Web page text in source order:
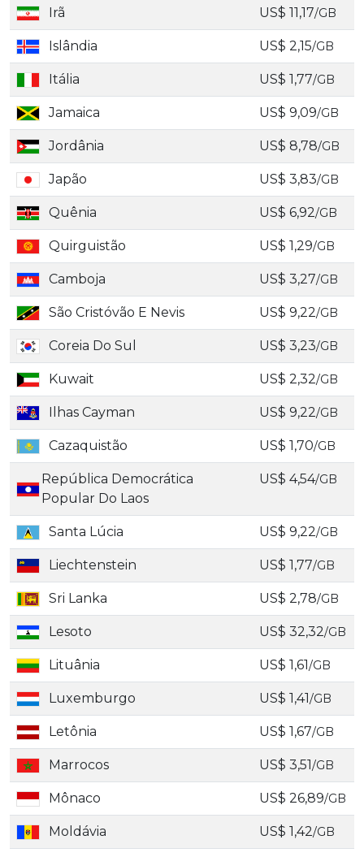
Irã US$ 11,17/GB
Islândia US$ 2,15/GB
Itália US$ 1,77/GB
Jamaica US$ 9,09/GB
Jordânia US$ 8,78/GB
Japão US$ 3,83/GB
Quênia US$ 6,92/GB
Quirguistão US$ 1,29/GB
Camboja US$ 3,27/GB
São Cristóvão E Nevis US$ 9,22/GB
Coreia Do Sul US$ 3,23/GB
Kuwait US$ 2,32/GB
Ilhas Cayman US$ 9,22/GB
Cazaquistão US$ 1,70/GB
República Democrática
Popular Do Laos
US$ 4,54/GB
Santa Lúcia US$ 9,22/GB
Liechtenstein US$ 1,77/GB
Sri Lanka US$ 2,78/GB
Lesoto US$ 32,32/GB
Lituânia US$ 1,61/GB
Luxemburgo US$ 1,41/GB
Letônia US$ 1,67/GB
Marrocos US$ 3,51/GB
Mônaco US$ 26,89/GB
Moldávia US$ 1,42/GB